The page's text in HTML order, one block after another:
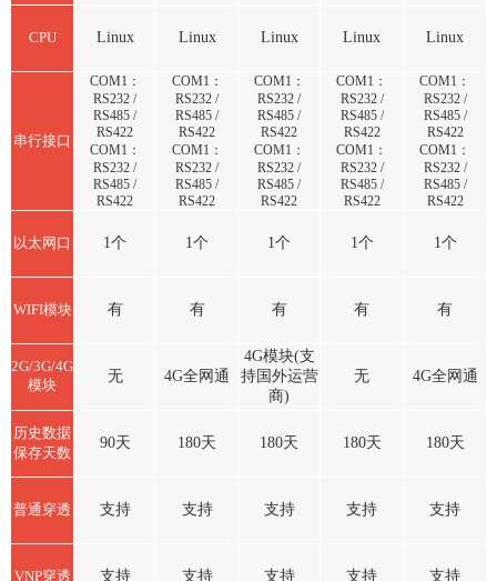
CPU Linux Linux Linux Linux Linux
串行接口
COM1：
RS232 /
RS485 /
RS422
COM1：
RS232 /
RS485 /
RS422
COM1：
RS232 /
RS485 /
RS422
COM1：
RS232 /
RS485 /
RS422
COM1：
RS232 /
RS485 /
RS422
COM1：
RS232 /
RS485 /
RS422
COM1：
RS232 /
RS485 /
RS422
COM1：
RS232 /
RS485 /
RS422
COM1：
RS232 /
RS485 /
RS422
COM1：
RS232 /
RS485 /
RS422
以太网口 1个 1个 1个 1个 1个
WIFI模块 有 有 有 有 有
2G/3G/4G
模块
无 4G全网通
4G模块(支
持国外运营
商)
无 4G全网通
历史数据
保存天数
90天 180天 180天 180天 180天
普通穿透 支持 支持 支持 支持 支持
VNP穿透 支持 支持 支持 支持 支持